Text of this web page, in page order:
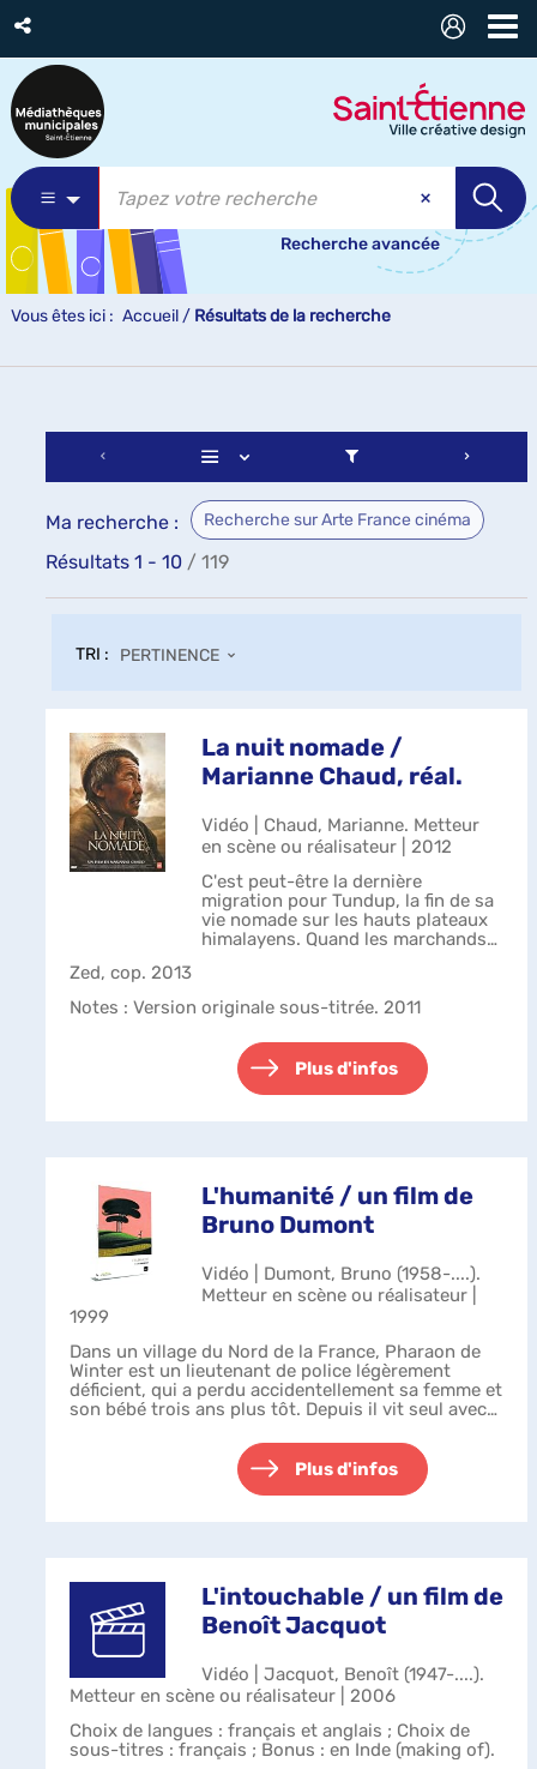
Recherche avancée
Vous êtes ici : Accueil / Résultats de la recherche
Ma recherche : Recherche sur Arte France cinéma
Résultats 1 - 10 / 119
TRI : PERTINENCE
La nuit nomade /
Marianne Chaud, réal.
Vidéo | Chaud, Marianne. Metteur
en scène ou réalisateur | 2012
C'est peut-être la dernière
migration pour Tundup, la fin de sa
vie nomade sur les hauts plateaux
himalayens. Quand les marchands
troupeau, abandonner leurs terres
et p...
Zed, cop. 2013
Notes : Version originale sous-titrée. 2011
Plus d'infos
L'humanité / un film de
Bruno Dumont
Vidéo | Dumont, Bruno (1958-....).
Metteur en scène ou réalisateur |
1999
Dans un village du Nord de la France, Pharaon de
Winter est un lieutenant de police légèrement
déficient, qui a perdu accidentellement sa femme et
son bébé trois ans plus tôt. Depuis il vit seul avec
Plus d'infos
L'intouchable / un film de
Benoît Jacquot
Vidéo | Jacquot, Benoît (1947-....).
Metteur en scène ou réalisateur | 2006
Choix de langues : français et anglais ; Choix de
sous-titres : français ; Bonus : en Inde (making of).